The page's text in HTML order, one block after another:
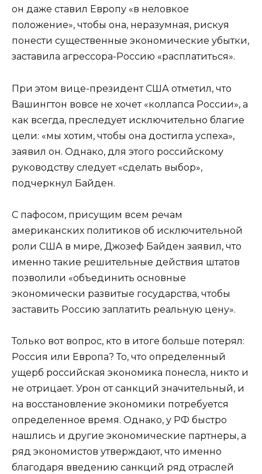
он даже ставил Европу «в неловкое
положение», чтобы она, неразумная, рискуя
понести существенные экономические убытки,
заставила агрессора-Россию «расплатиться».
При этом вице-президент США отметил, что
Вашингтон вовсе не хочет «коллапса России», а
как всегда, преследует исключительно благие
цели: «мы хотим, чтобы она достигла успеха»,
заявил он. Однако, для этого российскому
руководству следует «сделать выбор»,
подчеркнул Байден.
С пафосом, присущим всем речам
американских политиков об исключительной
роли США в мире, Джозеф Байден заявил, что
именно такие решительные действия штатов
позволили «объединить основные
экономически развитые государства, чтобы
заставить Россию заплатить реальную цену».
Только вот вопрос, кто в итоге больше потерял:
Россия или Европа? То, что определенный
ущерб российская экономика понесла, никто и
не отрицает. Урон от санкций значительный, и
на восстановление экономики потребуется
определенное время. Однако, у РФ быстро
нашлись и другие экономические партнеры, а
ряд экономистов утверждают, что именно
благодаря введению санкций ряд отраслей